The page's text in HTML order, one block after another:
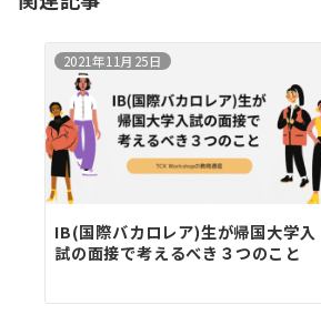
ン
2021年11月25日
IB(国際バカロレア)生が帰国大学入
試の面接で考えるべき３つのこと
す